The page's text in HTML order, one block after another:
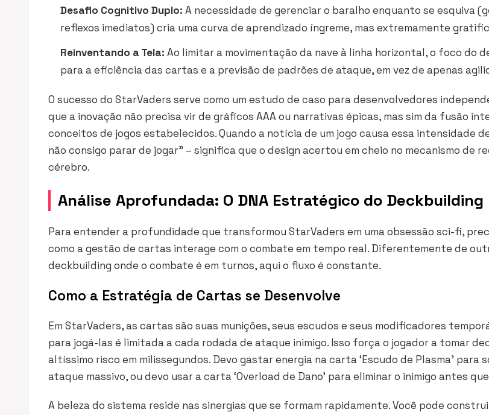
Desafio Cognitivo Duplo: A necessidade de gerenciar o baralho enquanto se esquiva
reflexos imediatos) cria uma curva de aprendizado íngreme, mas extremamente
Reinventando a Tela: Ao limitar a movimentação da nave à linha horizontal, o foco do
para a eficiência das cartas e a previsão de padrões de ataque, em vez de apenas
O sucesso do StarVaders serve como um estudo de caso para desenvolvedores
que a inovação não precisa vir de gráficos AAA ou narrativas épicas, mas sim da fusão
conceitos de jogos estabelecidos. Quando a notícia de um jogo causa essa intensidade
não consigo parar de jogar” – significa que o design acertou em cheio no mecanismo de
cérebro.
Análise Aprofundada: O DNA Estratégico do Deckbuilding
Para entender a profundidade que transformou StarVaders em uma obsessão sci-fi,
como a gestão de cartas interage com o combate em tempo real. Diferentemente de
deckbuilding onde o combate é em turnos, aqui o fluxo é constante.
Como a Estratégia de Cartas se Desenvolve
Em StarVaders, as cartas são suas munições, seus escudos e seus modificadores
para jogá-las é limitada a cada rodada de ataque inimigo. Isso força o jogador a tomar
altíssimo risco em milissegundos. Devo gastar energia na carta ‘Escudo de Plasma’ para
ataque massivo, ou devo usar a carta ‘Overload de Dano’ para eliminar o inimigo antes
A beleza do sistema reside nas sinergias que se formam rapidamente. Você pode